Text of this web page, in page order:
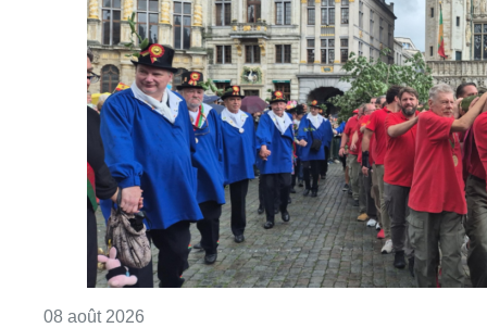
08 août 2026